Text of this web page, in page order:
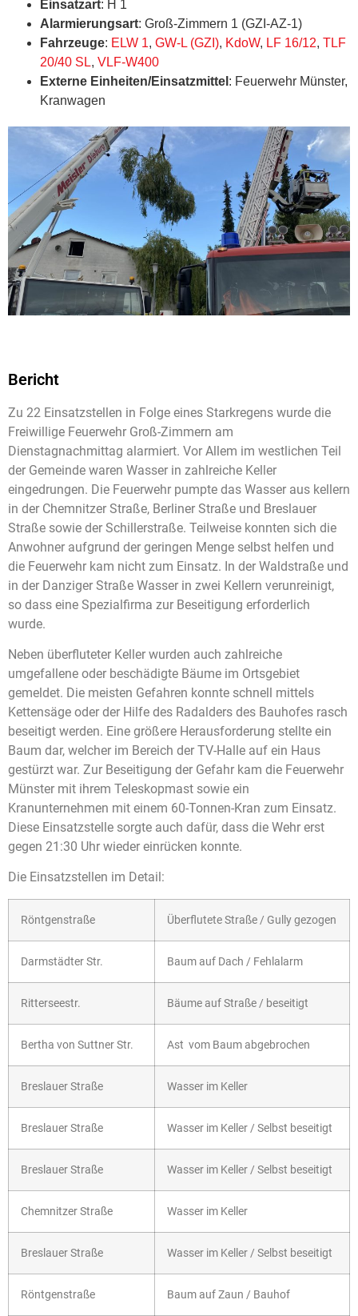
Einsatzart: H 1
Alarmierungsart: Groß-Zimmern 1 (GZI-AZ-1)
Fahrzeuge: ELW 1, GW-L (GZI), KdoW, LF 16/12, TLF
20/40 SL, VLF-W400
Externe Einheiten/Einsatzmittel : Feuerwehr Münster,
Kranwagen
Bericht
Zu 22 Einsatzstellen in Folge eines Starkregens wurde die
Freiwillige Feuerwehr Groß-Zimmern am
Dienstagnachmittag alarmiert. Vor Allem im westlichen Teil
der Gemeinde waren Wasser in zahlreiche Keller
eingedrungen. Die Feuerwehr pumpte das Wasser aus kellern
in der Chemnitzer Straße, Berliner Straße und Breslauer
Straße sowie der Schillerstraße. Teilweise konnten sich die
Anwohner aufgrund der geringen Menge selbst helfen und
die Feuerwehr kam nicht zum Einsatz. In der Waldstraße und
in der Danziger Straße Wasser in zwei Kellern verunreinigt,
so dass eine Spezialfirma zur Beseitigung erforderlich
wurde.
Neben überfluteter Keller wurden auch zahlreiche
umgefallene oder beschädigte Bäume im Ortsgebiet
gemeldet. Die meisten Gefahren konnte schnell mittels
Kettensäge oder der Hilfe des Radalders des Bauhofes rasch
beseitigt werden. Eine größere Herausforderung stellte ein
Baum dar, welcher im Bereich der TV-Halle auf ein Haus
gestürzt war. Zur Beseitigung der Gefahr kam die Feuerwehr
Münster mit ihrem Teleskopmast sowie ein
Kranunternehmen mit einem 60-Tonnen-Kran zum Einsatz.
Diese Einsatzstelle sorgte auch dafür, dass die Wehr erst
gegen 21:30 Uhr wieder einrücken konnte.
Die Einsatzstellen im Detail:
Röntgenstraße Überflutete Straße / Gully gezogen
Darmstädter Str. Baum auf Dach / Fehlalarm
Ritterseestr. Bäume auf Straße / beseitigt
Bertha von Suttner Str. Ast vom Baum abgebrochen
Breslauer Straße Wasser im Keller
Breslauer Straße Wasser im Keller / Selbst beseitigt
Breslauer Straße Wasser im Keller / Selbst beseitigt
Chemnitzer Straße Wasser im Keller
Breslauer Straße Wasser im Keller / Selbst beseitigt
Röntgenstraße Baum auf Zaun / Bauhof